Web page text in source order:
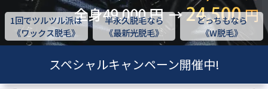
1回でツルツル派は
《ワックス脱毛》
半永久脱毛なら
《最新光脱毛》
どっちもなら
《W脱毛》
スペシャルキャンペーン開催中!